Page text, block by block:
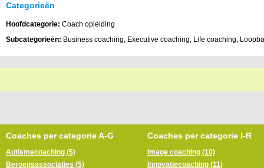
Categorieën
Hoofdcategorie: Coach opleiding
Subcategorieën: Business coaching, Executive coaching, Life coaching,
Coaches per categorie A-G
Autismecoaching (5)
Beroepsassociaties (5)
Coaches per categorie I-R
Image coaching (10)
Innovatiecoaching (11)